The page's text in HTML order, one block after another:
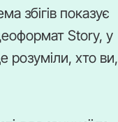
збігів показує
Story, у
хто ви,